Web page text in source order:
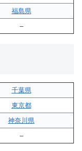
福島県
–
千葉県
東京都
神奈川県
–